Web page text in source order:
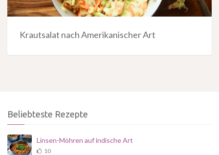
Krautsalat nach Amerikanischer Art
Beliebteste Rezepte
Linsen-Möhren auf indische Art
10